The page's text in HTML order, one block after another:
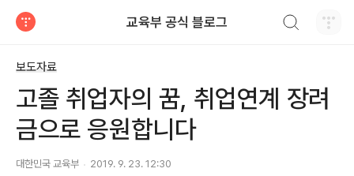
교육부 공식 블로그
보도자료
고졸 취업자의 꿈, 취업연계 장려
금으로 응원합니다
대한민국 교육부 2019. 9. 23. 12:30